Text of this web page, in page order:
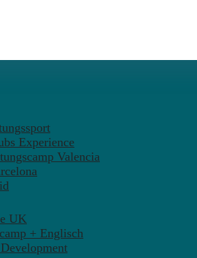
Experience
Valencia
UK
+ Englisch